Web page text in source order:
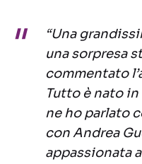
“Una
una sorpresa
commentato
Tutto è nato
ne ho parlato
con Andrea
appassionata